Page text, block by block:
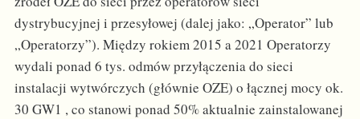
dystrybucyjnej i przesyłowej (dalej jako: „Operator” lub
„Operatorzy”). Między rokiem 2015 a 2021 Operatorzy
wydali ponad 6 tys. odmów przyłączenia do sieci
instalacji wytwórczych (głównie OZE) o łącznej mocy ok.
30 GW1 , co stanowi ponad 50% aktualnie zainstalowanej